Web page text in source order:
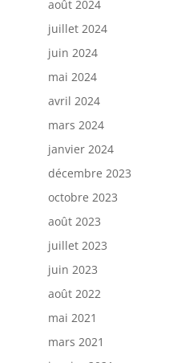
août 2024
juillet 2024
juin 2024
mai 2024
avril 2024
mars 2024
janvier 2024
décembre 2023
octobre 2023
août 2023
juillet 2023
juin 2023
août 2022
mai 2021
mars 2021